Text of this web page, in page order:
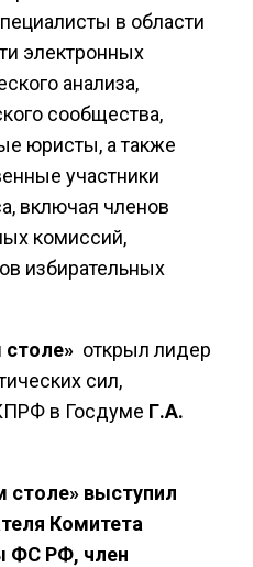
в области
электронных
анализа,
сообщества,
юристы, а также
участники
включая членов
комиссий,
избирательных
столе» открыл лидер
сил,
в Госдуме Г.А.
столе» выступил
Комитета
ФС РФ, член